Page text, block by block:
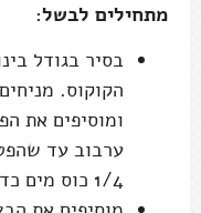
מתחילים לבשל:
בסיר בגודל
הקוקוס.
ערבוב עד
1/4 כוס מים כדי לעזור לפטריות להתרכך.